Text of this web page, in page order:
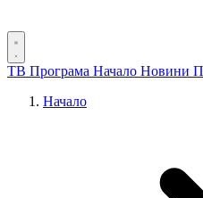
ТВ Програма Начало Новини
Начало